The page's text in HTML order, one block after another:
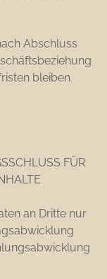
Abschluss
bleiben
FÜR
an Dritte nur